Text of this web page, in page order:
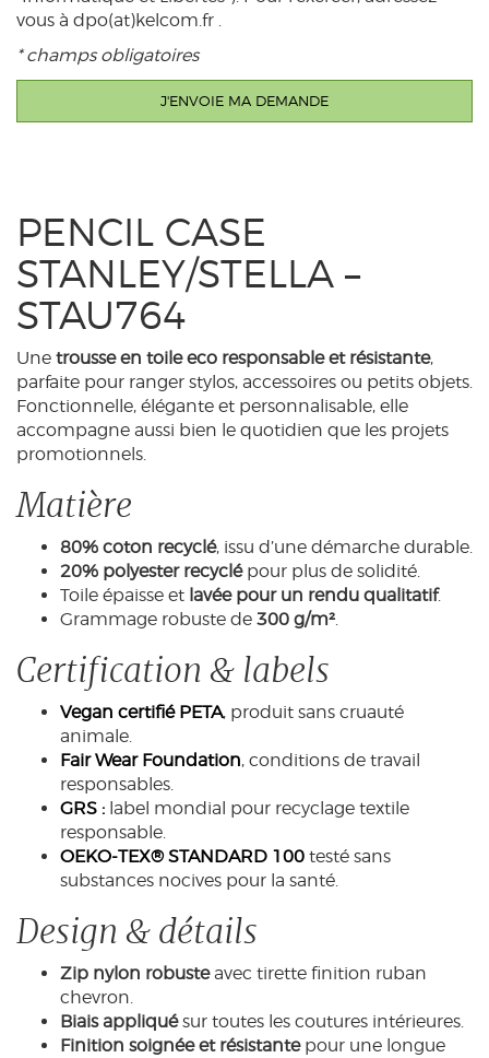
vous à dpo(at)kelcom.fr .
* champs obligatoires
PENCIL CASE
STANLEY/STELLA –
STAU764
Une trousse en toile eco responsable et résistante,
parfaite pour ranger stylos, accessoires ou petits objets.
Fonctionnelle, élégante et personnalisable, elle
accompagne aussi bien le quotidien que les projets
promotionnels.
Matière
80% coton recyclé, issu d’une démarche durable.
20% polyester recyclépour plus de solidité.
Toile épaisse et lavée pour un rendu qualitatif.
Grammage robuste de 300 g/m².
Certification & labels
Vegan certifié PETA, produit sans cruauté
animale.
Fair Wear Foundation, conditions de travail
responsables.
GRS : label mondial pour recyclage textile
responsable.
OEKO-TEX® STANDARD 100 testé sans
substances nocives pour la santé.
Design & détails
Zip nylon robusteavec tirette finition ruban
chevron.
Biais appliquésur toutes les coutures intérieures.
Finition soignée et résistantepour une longue